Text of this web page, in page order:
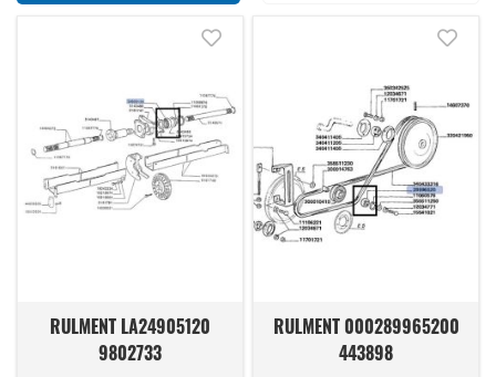
RULMENT LA24905120
9802733
RULMENT 000289965200
443898